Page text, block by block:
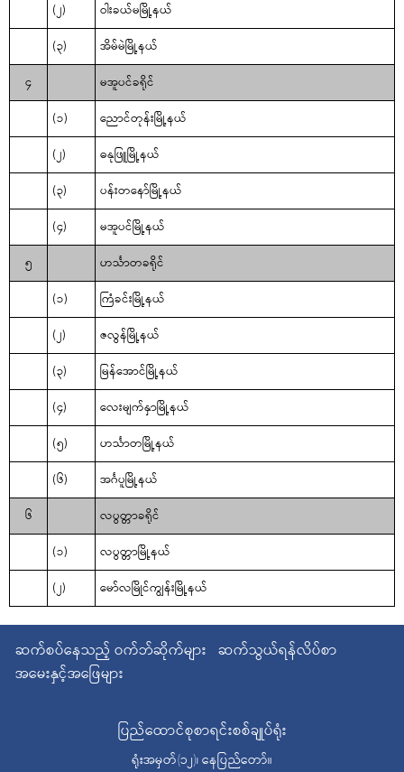
(၂)
ဝါးခယ်မမြို့နယ်
(၃)
အိမ်မဲမြို့နယ်
၄
မအူပင်ခရိုင်
(၁)
ညောင်တုန်းမြို့နယ်
(၂)
ဓနုဖြူမြို့နယ်
(၃)
ပန်းတနော်မြို့နယ်
(၄)
မအူပင်မြို့နယ်
၅
ဟင်္သာတခရိုင်
(၁)
ကြံခင်းမြို့နယ်
(၂)
ဇလွန်မြို့နယ်
(၃)
မြန်အောင်မြို့နယ်
(၄)
လေးမျက်နှာမြို့နယ်
(၅)
ဟင်္သာတမြို့နယ်
(၆)
အင်္ဂပူမြို့နယ်
၆
လပွတ္တာခရိုင်
(၁)
လပွတ္တာမြို့နယ်
(၂)
မော်လမြိုင်ကျွန်းမြို့နယ်
ဆက်စပ်နေသည့် ဝက်ဘ်ဆိုက်များ ဆက်သွယ်ရန်လိပ်စာ
အမေးနှင့်အဖြေများ
ပြည်ထောင်စုစာရင်းစစ်ချုပ်ရုံး
ရုံးအမှတ်(၁၂)၊ နေပြည်တော်။